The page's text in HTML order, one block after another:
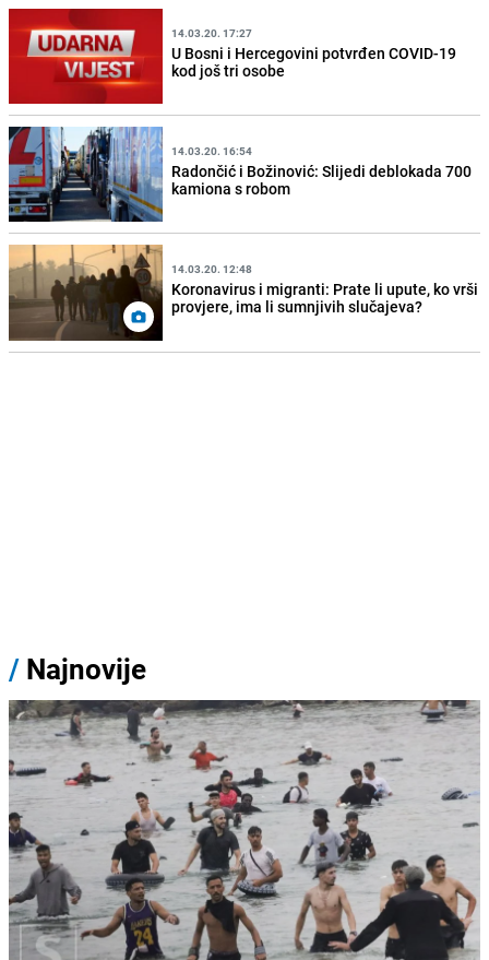
14.03.20. 17:27
U Bosni i Hercegovini potvrđen COVID-19
kod još tri osobe
14.03.20. 16:54
Radončić i Božinović: Slijedi deblokada 700
kamiona s robom
14.03.20. 12:48
Koronavirus i migranti: Prate li upute, ko vrši
provjere, ima li sumnjivih slučajeva?
/ Najnovije